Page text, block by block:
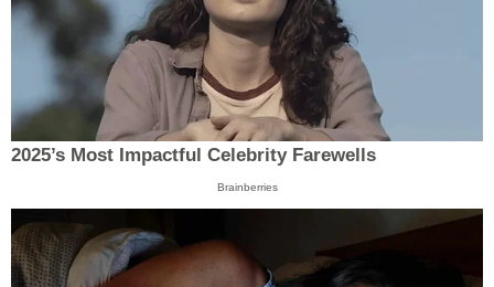
2025’s Most Impactful Celebrity Farewells
Brainberries